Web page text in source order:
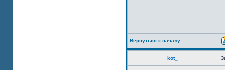
Вернуться к началу
kot_